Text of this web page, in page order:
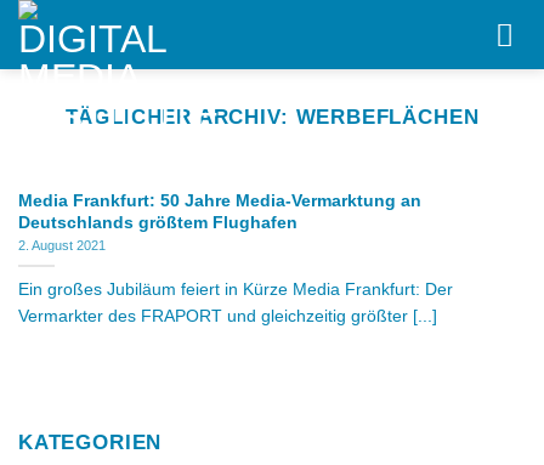
Skip
content
TÄGLICHER ARCHIV: WERBEFLÄCHEN
Media Frankfurt: 50 Jahre Media-Vermarktung an
Deutschlands größtem Flughafen
2. August 2021
Ein großes Jubiläum feiert in Kürze Media Frankfurt: Der
Vermarkter des FRAPORT und gleichzeitig größter [...]
KATEGORIEN